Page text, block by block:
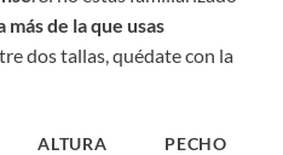
más de la que usas
dos tallas, quédate con la
ALTURA
PECHO